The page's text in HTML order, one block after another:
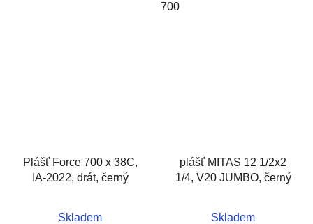
700
Plášť Force 700 x 38C,
IA-2022, drát, černý
Skladem
plášť MITAS 12 1/2x2
1/4, V20 JUMBO, černý
Skladem